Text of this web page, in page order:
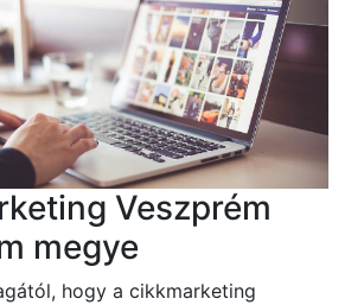
Veszprém
megye
hogy a cikkmarketing